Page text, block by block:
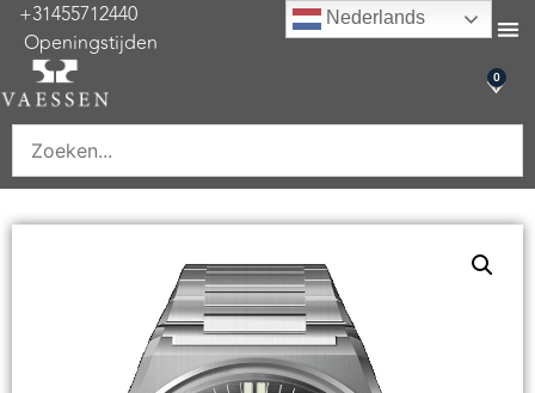
+31455712440
Openingstijden
0
Nederlands